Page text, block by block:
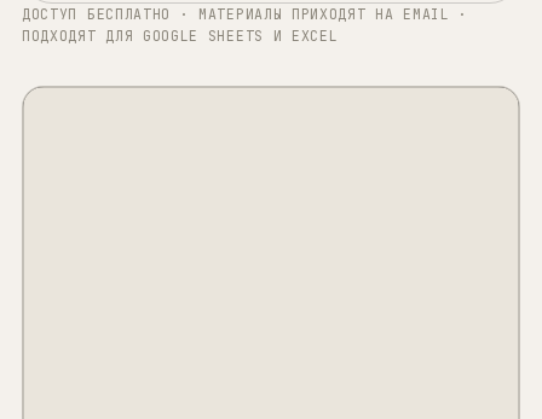
ДОСТУП БЕСПЛАТНО · МАТЕРИАЛЫ ПРИХОДЯТ НА EMAIL ·
ПОДХОДЯТ ДЛЯ GOOGLE SHEETS И EXCEL